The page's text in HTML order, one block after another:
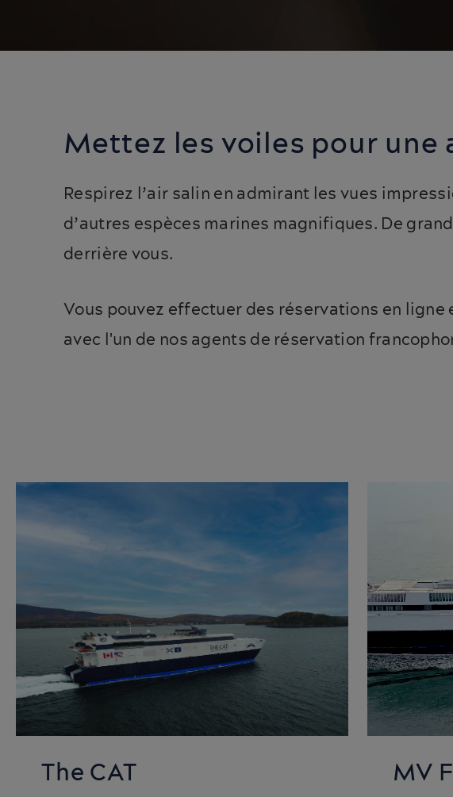
Mettez les voiles pour une
Respirez l’air salin en admirant les vues
d’autres espèces marines magnifiques. De
derrière vous.
Vous pouvez effectuer des réservations en
avec l'un de nos agents de réservation
The CAT MV